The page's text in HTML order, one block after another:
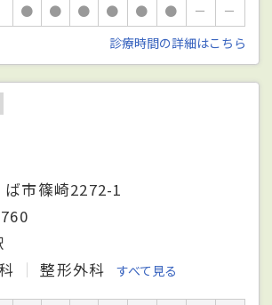
● ● ● ● ● ● －
－
診療時間の詳細はこちら
市篠崎2272-1
整形外科 すべて見る